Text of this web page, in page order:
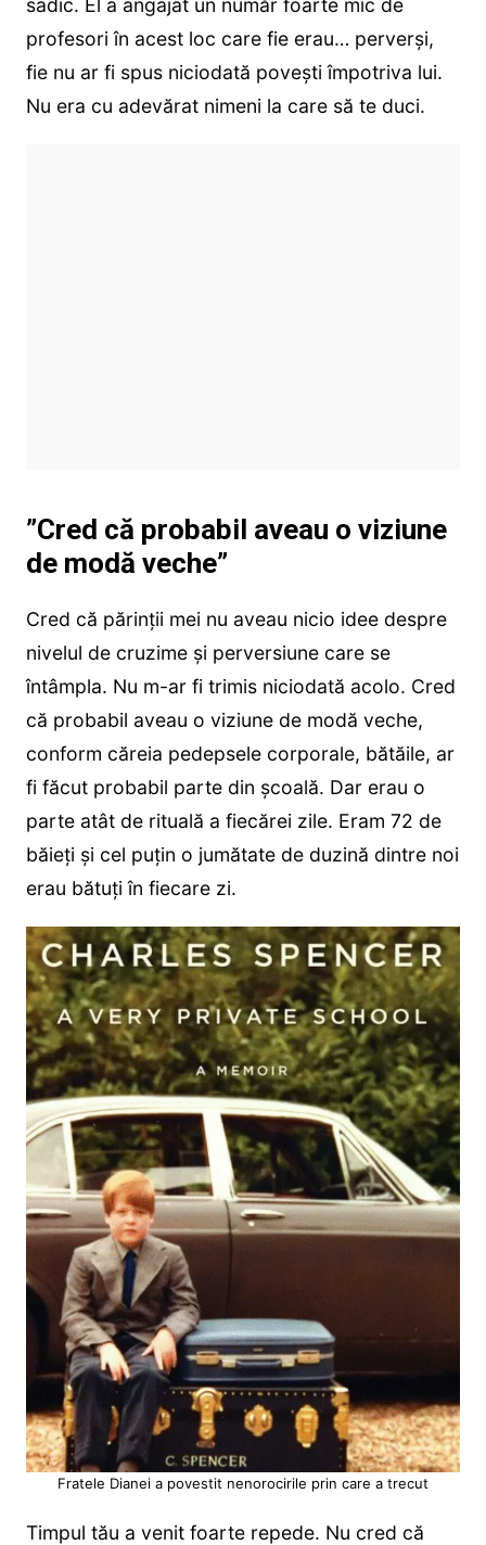
sadic. El a angajat un număr foarte mic de
profesori în acest loc care fie erau… perverși,
fie nu ar fi spus niciodată povești împotriva lui.
Nu era cu adevărat nimeni la care să te duci.
”Cred că probabil aveau o viziune
de modă veche”
Cred că părinții mei nu aveau nicio idee despre
nivelul de cruzime și perversiune care se
întâmpla. Nu m-ar fi trimis niciodată acolo. Cred
că probabil aveau o viziune de modă veche,
conform căreia pedepsele corporale, bătăile, ar
fi făcut probabil parte din școală. Dar erau o
parte atât de rituală a fiecărei zile. Eram 72 de
băieți și cel puțin o jumătate de duzină dintre noi
erau bătuți în fiecare zi.
Fratele Dianei a povestit nenorocirile prin care a trecut
Timpul tău a venit foarte repede. Nu cred că